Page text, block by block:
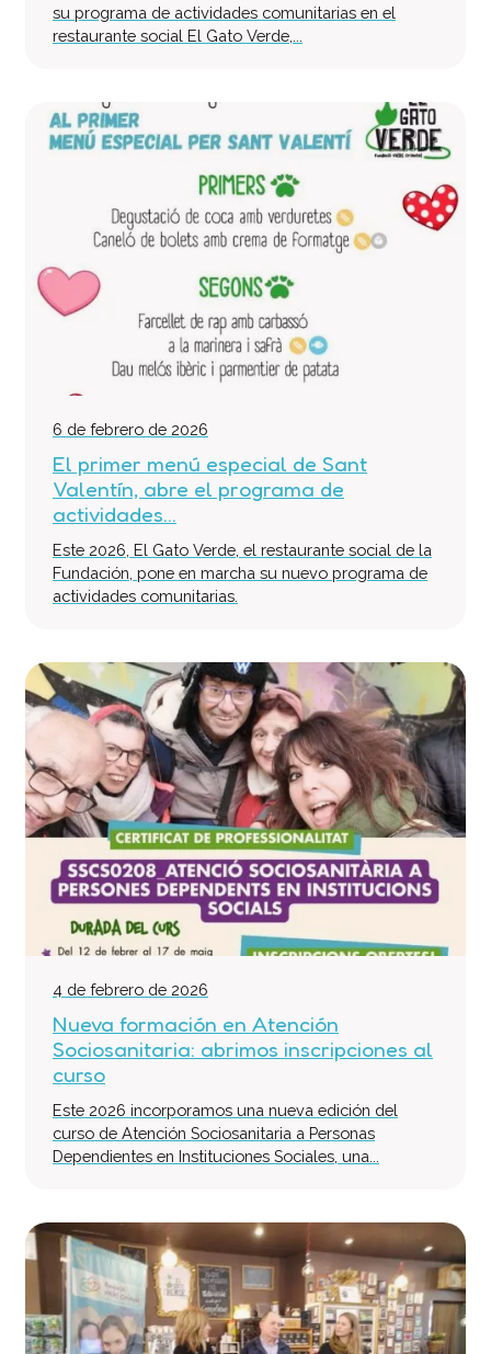
su programa de actividades comunitarias en el
restaurante social El Gato Verde,...
6 de febrero de 2026
El primer menú especial de Sant
Valentín, abre el programa de
actividades...
Este 2026, El Gato Verde, el restaurante social de la
Fundación, pone en marcha su nuevo programa de
actividades comunitarias.
4 de febrero de 2026
Nueva formación en Atención
Sociosanitaria: abrimos inscripciones al
curso
Este 2026 incorporamos una nueva edición del
curso de Atención Sociosanitaria a Personas
Dependientes en Instituciones Sociales, una...